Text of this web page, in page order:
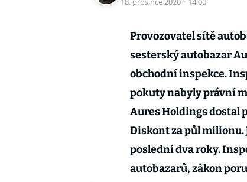
Provozovatel sítě
sesterský autobazar
obchodní inspekce.
pokuty nabyly právní
Aures Holdings dostal
Diskont za půl milionu.
poslední dva roky.
autobazarů, zákon